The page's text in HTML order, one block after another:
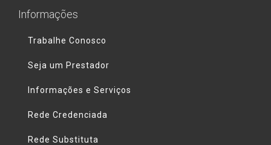
Informações
Trabalhe Conosco
Seja um Prestador
Informações e Serviços
Rede Credenciada
Rede Substituta